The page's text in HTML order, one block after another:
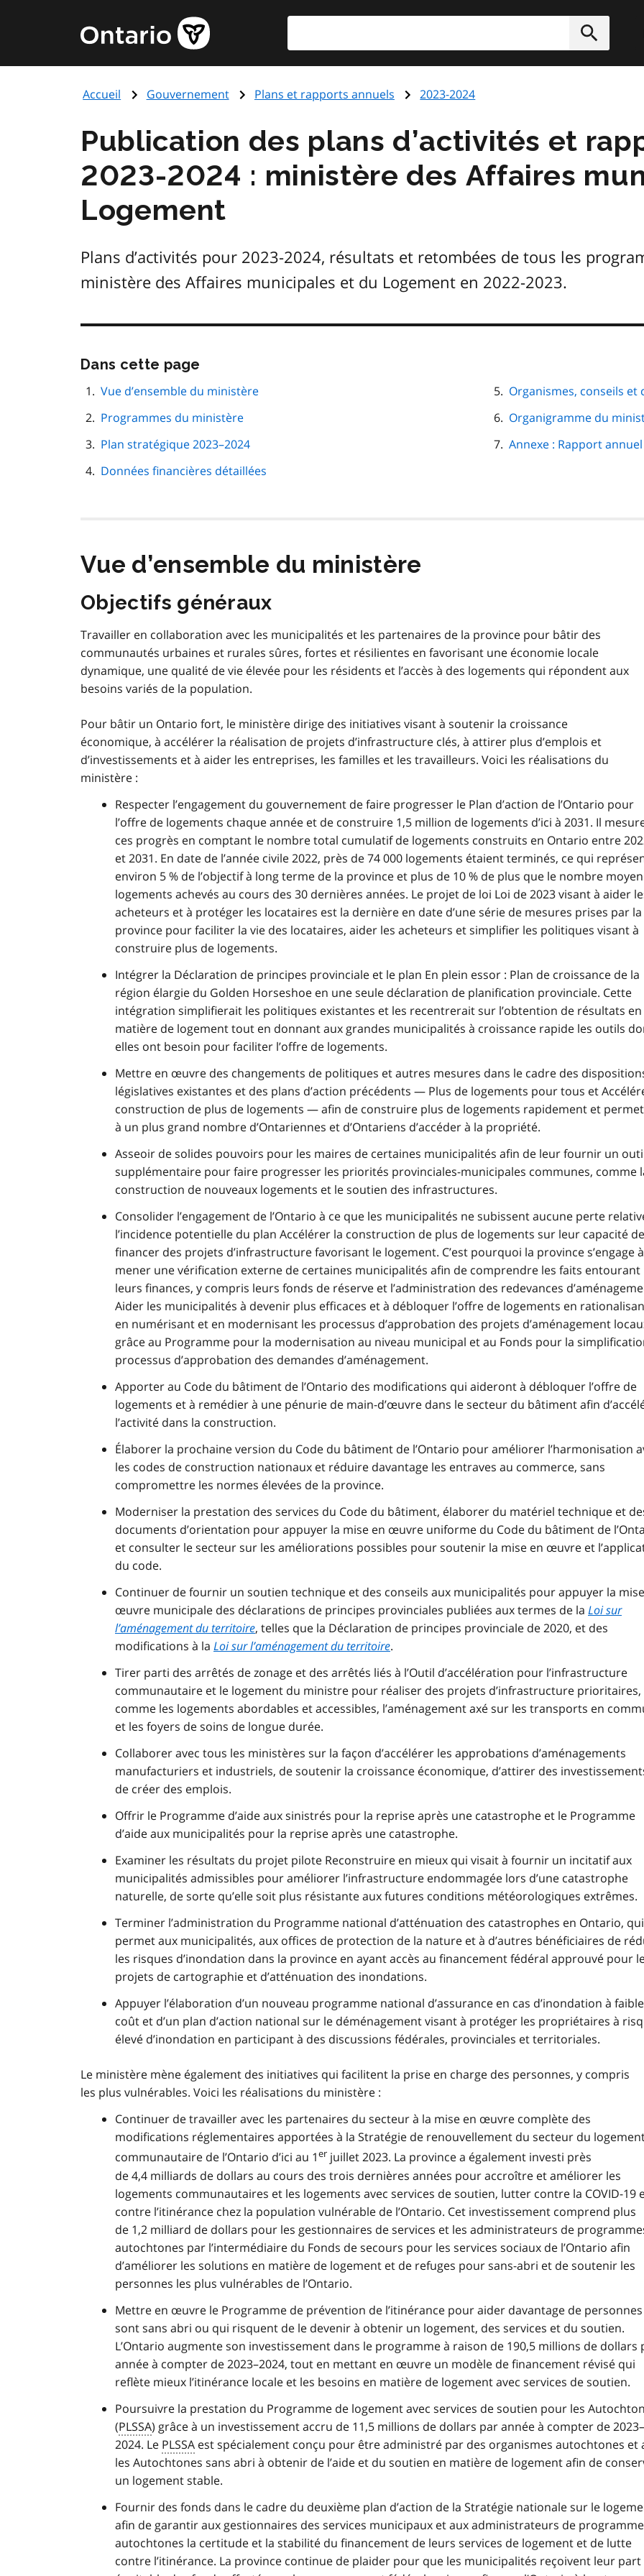
principal
Page
d'accueil
de
Accueil Gouvernement Plans et rapports annuels 2023-2024
Publication des plans d’activités et
2023-2024 : ministère des Affaires
Logement
Plans d’activités pour 2023-2024, résultats et retombées de tous les
ministère des Affaires municipales et du Logement en 2022-2023.
Dans cette page
navigation
page
Vue d’ensemble du ministère
Programmes du ministère
Plan stratégique 2023–2024
Données financières détaillées
Organismes, conseils et
Organigramme du
Annexe : Rapport
Vue d’ensemble du ministère
Objectifs généraux
Travailler en collaboration avec les municipalités et les partenaires de la province pour bâtir des
communautés urbaines et rurales sûres, fortes et résilientes en favorisant une économie locale
dynamique, une qualité de vie élevée pour les résidents et l’accès à des logements qui répondent aux
besoins variés de la population.
Pour bâtir un Ontario fort, le ministère dirige des initiatives visant à soutenir la croissance
économique, à accélérer la réalisation de projets d’infrastructure clés, à attirer plus d’emplois et
d’investissements et à aider les entreprises, les familles et les travailleurs. Voici les réalisations du
ministère :
Respecter l’engagement du gouvernement de faire progresser le Plan d’action de l’Ontario pour
l’offre de logements chaque année et de construire 1,5 million de logements d’ici à 2031. Il
ces progrès en comptant le nombre total cumulatif de logements construits en Ontario entre
et 2031. En date de l’année civile 2022, près de 74 000 logements étaient terminés, ce qui
environ 5 % de l’objectif à long terme de la province et plus de 10 % de plus que le nombre
logements achevés au cours des 30 dernières années. Le projet de loi Loi de 2023 visant à aider
acheteurs et à protéger les locataires est la dernière en date d’une série de mesures prises par la
province pour faciliter la vie des locataires, aider les acheteurs et simplifier les politiques visant à
construire plus de logements.
Intégrer la Déclaration de principes provinciale et le plan En plein essor : Plan de croissance de la
région élargie du Golden Horseshoe en une seule déclaration de planification provinciale. Cette
intégration simplifierait les politiques existantes et les recentrerait sur l’obtention de résultats en
matière de logement tout en donnant aux grandes municipalités à croissance rapide les outils
elles ont besoin pour faciliter l’offre de logements.
Mettre en œuvre des changements de politiques et autres mesures dans le cadre des
législatives existantes et des plans d’action précédents — Plus de logements pour tous et
construction de plus de logements — afin de construire plus de logements rapidement et
à un plus grand nombre d’Ontariennes et d’Ontariens d’accéder à la propriété.
Asseoir de solides pouvoirs pour les maires de certaines municipalités afin de leur fournir un
supplémentaire pour faire progresser les priorités provinciales-municipales communes, comme
construction de nouveaux logements et le soutien des infrastructures.
Consolider l’engagement de l’Ontario à ce que les municipalités ne subissent aucune perte
l’incidence potentielle du plan Accélérer la construction de plus de logements sur leur capacité de
financer des projets d’infrastructure favorisant le logement. C’est pourquoi la province s’engage à
mener une vérification externe de certaines municipalités afin de comprendre les faits entourant
leurs finances, y compris leurs fonds de réserve et l’administration des redevances
Aider les municipalités à devenir plus efficaces et à débloquer l’offre de logements en
en numérisant et en modernisant les processus d’approbation des projets d’aménagement
grâce au Programme pour la modernisation au niveau municipal et au Fonds pour la
processus d’approbation des demandes d’aménagement.
Apporter au Code du bâtiment de l’Ontario des modifications qui aideront à débloquer l’offre de
logements et à remédier à une pénurie de main-d’œuvre dans le secteur du bâtiment afin
l’activité dans la construction.
Élaborer la prochaine version du Code du bâtiment de l’Ontario pour améliorer l’harmonisation
les codes de construction nationaux et réduire davantage les entraves au commerce, sans
compromettre les normes élevées de la province.
Moderniser la prestation des services du Code du bâtiment, élaborer du matériel technique et
documents d’orientation pour appuyer la mise en œuvre uniforme du Code du bâtiment de
et consulter le secteur sur les améliorations possibles pour soutenir la mise en œuvre et
du code.
Continuer de fournir un soutien technique et des conseils aux municipalités pour appuyer la
œuvre municipale des déclarations de principes provinciales publiées aux termes de la Loi sur
l’aménagement du territoire, telles que la Déclaration de principes provinciale de 2020, et des
modifications à la Loi sur l’aménagement du territoire.
Tirer parti des arrêtés de zonage et des arrêtés liés à l’Outil d’accélération pour l’infrastructure
communautaire et le logement du ministre pour réaliser des projets d’infrastructure prioritaires,
comme les logements abordables et accessibles, l’aménagement axé sur les transports en
et les foyers de soins de longue durée.
Collaborer avec tous les ministères sur la façon d’accélérer les approbations d’aménagements
manufacturiers et industriels, de soutenir la croissance économique, d’attirer des
de créer des emplois.
Offrir le Programme d’aide aux sinistrés pour la reprise après une catastrophe et le Programme
d’aide aux municipalités pour la reprise après une catastrophe.
Examiner les résultats du projet pilote Reconstruire en mieux qui visait à fournir un incitatif aux
municipalités admissibles pour améliorer l’infrastructure endommagée lors d’une catastrophe
naturelle, de sorte qu’elle soit plus résistante aux futures conditions météorologiques extrêmes.
Terminer l’administration du Programme national d’atténuation des catastrophes en Ontario, qui
permet aux municipalités, aux offices de protection de la nature et à d’autres bénéficiaires de
les risques d’inondation dans la province en ayant accès au financement fédéral approuvé pour
projets de cartographie et d’atténuation des inondations.
Appuyer l’élaboration d’un nouveau programme national d’assurance en cas d’inondation à faible
coût et d’un plan d’action national sur le déménagement visant à protéger les propriétaires à
élevé d’inondation en participant à des discussions fédérales, provinciales et territoriales.
Le ministère mène également des initiatives qui facilitent la prise en charge des personnes, y compris
les plus vulnérables. Voici les réalisations du ministère :
Continuer de travailler avec les partenaires du secteur à la mise en œuvre complète des
modifications réglementaires apportées à la Stratégie de renouvellement du secteur du
communautaire de l’Ontario d’ici au 1er juillet 2023. La province a également investi près
de 4,4 milliards de dollars au cours des trois dernières années pour accroître et améliorer les
logements communautaires et les logements avec services de soutien, lutter contre la COVID-19
contre l’itinérance chez la population vulnérable de l’Ontario. Cet investissement comprend plus
de 1,2 milliard de dollars pour les gestionnaires de services et les administrateurs de
autochtones par l’intermédiaire du Fonds de secours pour les services sociaux de l’Ontario afin
d’améliorer les solutions en matière de logement et de refuges pour sans-abri et de soutenir les
personnes les plus vulnérables de l’Ontario.
Mettre en œuvre le Programme de prévention de l’itinérance pour aider davantage de
sont sans abri ou qui risquent de le devenir à obtenir un logement, des services et du soutien.
L’Ontario augmente son investissement dans le programme à raison de 190,5 millions de dollars
année à compter de 2023–2024, tout en mettant en œuvre un modèle de financement révisé qui
reflète mieux l’itinérance locale et les besoins en matière de logement avec services de soutien.
Poursuivre la prestation du Programme de logement avec services de soutien pour les
(PLSSA) grâce à un investissement accru de 11,5 millions de dollars par année à compter de 2023–
2024. Le PLSSA est spécialement conçu pour être administré par des organismes autochtones et
les Autochtones sans abri à obtenir de l’aide et du soutien en matière de logement afin de
un logement stable.
Fournir des fonds dans le cadre du deuxième plan d’action de la Stratégie nationale sur le
afin de garantir aux gestionnaires des services municipaux et aux administrateurs de
autochtones la certitude et la stabilité du financement de leurs services de logement et de lutte
contre l’itinérance. La province continue de plaider pour que les municipalités reçoivent leur part